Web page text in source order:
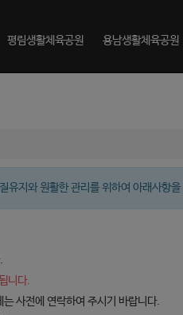
평림생활체육공원 용남생활체육공원
유지와 원활한 관리를 위하여 아래사항
니다.
사전에 연락하여 주시기 바랍니다.